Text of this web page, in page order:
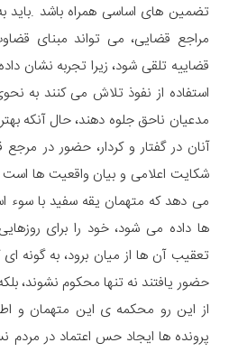
تضمین های اساسی همراه باشد .باید
مراجع قضایی، می تواند مبنای
قضاییه تلقی شود، زیرا تجربه نشان
استفاده از نفوذ تلاش می کنند به
مدعیان ناحق جلوه دهند، حال آنکه
آنان در گفتار و کردار، حضور در مرجع
شکایت اعلامی و بیان واقعیت ها
می دهد که متهمان یقه سفید با سوء
ها داده می شود، خود را برای
تعقیب آن ها از میان برود، به گونه
حضور یافتند نه تنها محکوم نشوند،
از این رو محکمه ی این متهمان و
پرونده ها ایجاد حس اعتماد در